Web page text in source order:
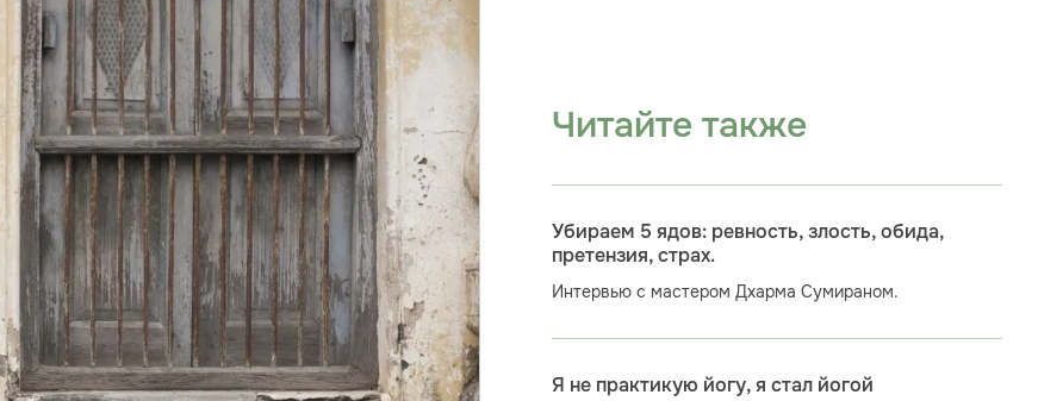
Читайте также
Убираем 5 ядов: ревность, злость, обида,
претензия, страх.
Интервью с мастером Дхарма Сумираном.
Я не практикую йогу, я стал йогой